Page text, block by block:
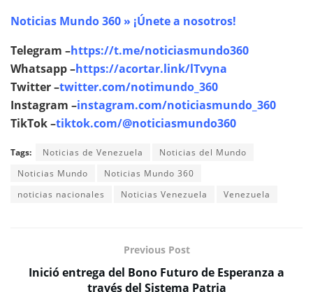
Noticias Mundo 360 » ¡Únete a nosotros!
Telegram –https://t.me/noticiasmundo360
Whatsapp –https://acortar.link/lTvyna
Twitter –twitter.com/notimundo_360
Instagram –instagram.com/noticiasmundo_360
TikTok –tiktok.com/@noticiasmundo360
Tags: Noticias de Venezuela
Noticias del Mundo
Noticias Mundo
Noticias Mundo 360
noticias nacionales
Noticias Venezuela Venezuela
Previous Post
Inició entrega del Bono Futuro de Esperanza a
través del Sistema Patria